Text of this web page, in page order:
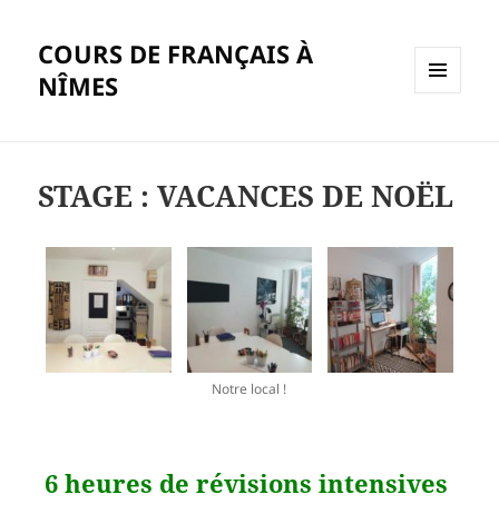
COURS DE FRANÇAIS À
NÎMES
STAGE : VACANCES DE NOËL
Notre local !
6 heures de révisions intensives